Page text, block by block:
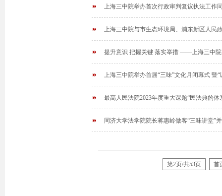
上海三中院举办首次行政审判复议执法工作
上海三中院与市生态环境局、浦东新区人民
提升意识 把握关键 落实举措 ——上海三中
上海三中院举办首届“三味”文化月闭幕式 暨
最高人民法院2023年度重大课题“民法典的
同济大学法学院院长蒋惠岭做客“三味讲堂”
第2页/共53页 首